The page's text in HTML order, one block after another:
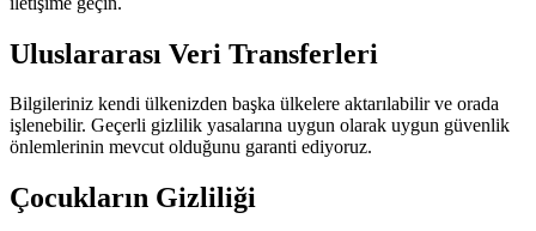
Uluslararası Veri Transferleri
Bilgileriniz kendi ülkenizden başka ülkelere aktarılabilir ve orada
işlenebilir. Geçerli gizlilik yasalarına uygun olarak uygun güvenlik
önlemlerinin mevcut olduğunu garanti ediyoruz.
Çocukların Gizliliği